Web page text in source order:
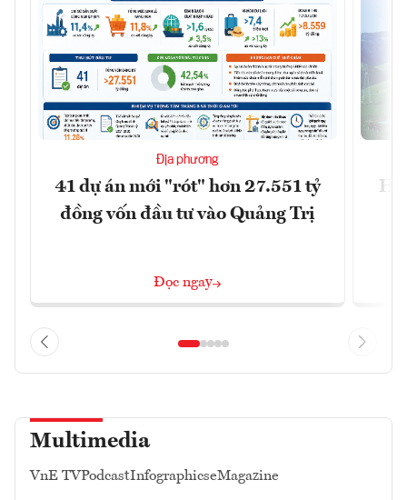
Địa phương
41 dự án mới "rót" hơn 27.551 tỷ
đồng vốn đầu tư vào Quảng Trị
Đọc ngay
Hà
Multimedia
VnE TVPodcastInfographicseMagazine